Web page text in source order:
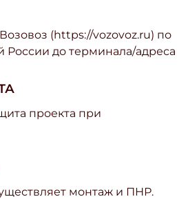
(https://vozovoz.ru) по
России до терминала/адреса
проекта при
монтаж и ПНР.